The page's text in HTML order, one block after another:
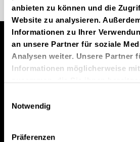
anbieten zu können und die
Website zu analysieren.
Informationen zu Ihrer
an unsere Partner für soziale
Analysen weiter. Unsere Partner
Informationen möglicherweise
gesammelt haben.
Notwendig
Präferenzen
Produkte von TANA
TANA Müllverdichter
TanaConnect®